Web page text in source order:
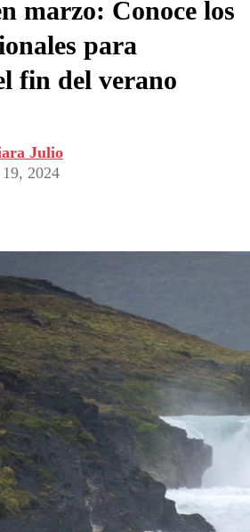
marzo: Conoce los
para
fin del verano
Julio
2024